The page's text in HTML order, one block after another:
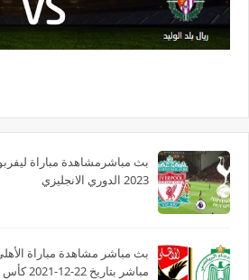
2023 الدوري الانجليزي
بث مباشر مشاهدة مباراة
مباشر بتاريخ 22-12-2021 كأس السوبر الأفريقى